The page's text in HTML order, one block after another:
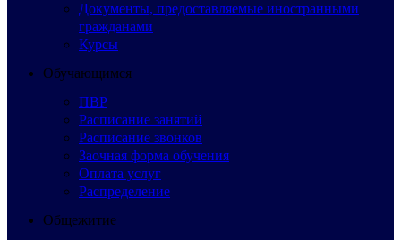
Документы, предоставляемые иностранными
гражданами
Курсы
Обучающимся
ПВР
Расписание занятий
Расписание звонков
Заочная форма обучения
Оплата услуг
Распределение
Общежитие